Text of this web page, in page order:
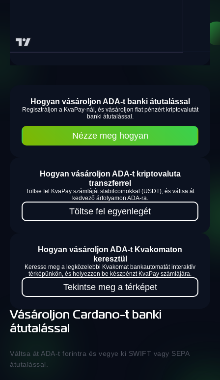
Vásároljon Cardano-t banki
átutalással
Váltsa át ADA-t forintra és vegye ki SWIFT vagy SEPA
átutalással.
Hogyan vásároljon ADA-t banki átutalással
Regisztráljon a KvaPay-nál, és vásároljon fiat pénzért kriptovalutát
banki átutalással.
Nézze meg hogyan
Hogyan vásároljon ADA-t kriptovaluta
transzferrel
Töltse fel KvaPay számláját stabilcoinokkal (USDT), és váltsa át
kedvező árfolyamon ADA-ra.
Töltse fel egyenlegét
Hogyan vásároljon ADA-t Kvakomaton
keresztül
Keresse meg a legközelebbi Kvakomat bankautomatát interaktív
térképünkön, és helyezzen be készpénzt KvaPay számlájára.
Tekintse meg a térképet